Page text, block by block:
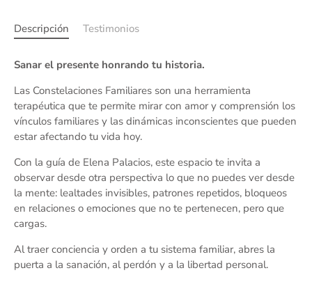
Descripción Testimonios
Sanar el presente honrando tu historia.
Las Constelaciones Familiares son una herramienta
terapéutica que te permite mirar con amor y comprensión los
vínculos familiares y las dinámicas inconscientes que pueden
estar afectando tu vida hoy.
Con la guía de Elena Palacios, este espacio te invita a
observar desde otra perspectiva lo que no puedes ver desde
la mente: lealtades invisibles, patrones repetidos, bloqueos
en relaciones o emociones que no te pertenecen, pero que
cargas.
Al traer conciencia y orden a tu sistema familiar, abres la
puerta a la sanación, al perdón y a la libertad personal.